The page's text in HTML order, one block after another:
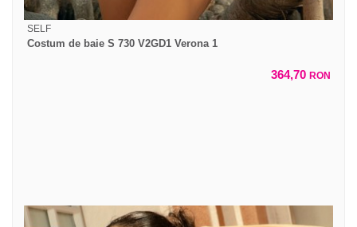
SELF
Costum de baie S 730 V2GD1 Verona 1
364,70 RON